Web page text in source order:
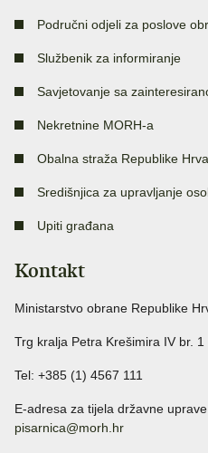
Područni odjeli za poslove
Službenik za informiranje
Savjetovanje sa
Nekretnine MORH-a
Obalna straža Republike
Središnjica za upravljanje
Upiti građana
Kontakt
Ministarstvo obrane Republike
Trg kralja Petra Krešimira IV br.
Tel: +385 (1) 4567 111
E-adresa za tijela državne
pisarnica@morh.hr